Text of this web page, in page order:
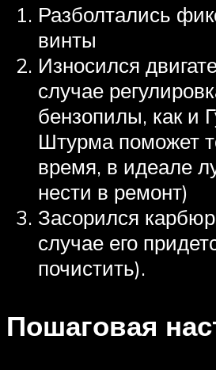
Разболтались
винты
Износился
случае
бензопилы, как и
Штурма поможет
время, в идеале
нести в ремонт)
Засорился
случае его
почистить).
Пошаговая